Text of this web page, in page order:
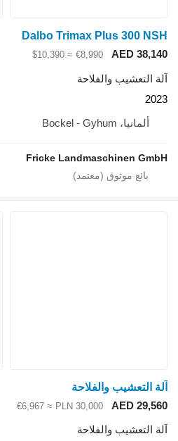
Dalbo Trimax Plus 300
AED
€8,990
≈ $10,390
والفلاحة
ألمانيا، Bockel - Gyhum
Fricke Landmaschinen
والفلاحة
AED
PLN 30,000
≈ €6,967
والفلاحة